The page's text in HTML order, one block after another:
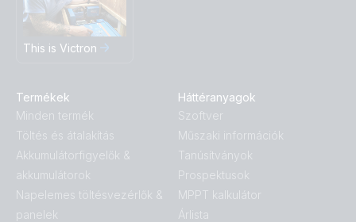
This is Victron
Termékek
Minden termék
Töltés és átalakítás
Akkumulátorfigyelők &
akkumulátorok
Napelemes töltésvezérlők &
panelek
Háttéranyagok
Szoftver
Műszaki információk
Tanúsítványok
Prospektusok
MPPT kalkulátor
Árlista